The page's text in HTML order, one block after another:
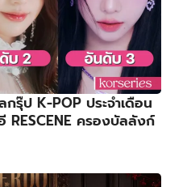
รุ๊ป K-POP ประจำเดือน
ครองบัลลังก์